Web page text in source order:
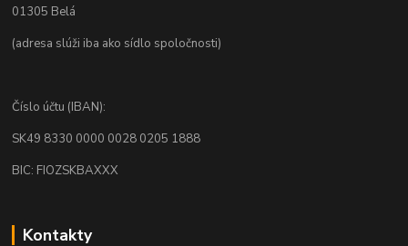
01305 Belá
(adresa slúži iba ako sídlo spoločnosti)
Číslo účtu (IBAN):
SK49 8330 0000 0028 0205 1888
BIC: FIOZSKBAXXX
Kontakty